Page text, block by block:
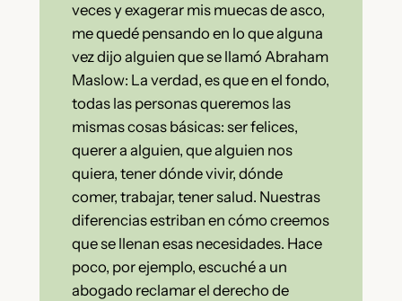
veces y exagerar mis muecas de asco,
me quedé pensando en lo que alguna
vez dijo alguien que se llamó Abraham
Maslow: La verdad, es que en el fondo,
todas las personas queremos las
mismas cosas básicas: ser felices,
querer a alguien, que alguien nos
quiera, tener dónde vivir, dónde
comer, trabajar, tener salud. Nuestras
diferencias estriban en cómo creemos
que se llenan esas necesidades. Hace
poco, por ejemplo, escuché a un
abogado reclamar el derecho de